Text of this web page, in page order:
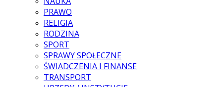
PRAWO
RELIGIA
RODZINA
SPORT
SPRAWY SPOŁECZNE
ŚWIADCZENIA I FINANSE
TRANSPORT